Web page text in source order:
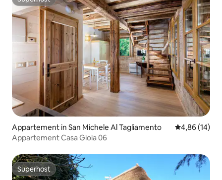
Superhost
Appartement in San Michele Al Tagliamento Gemiddelde
4,86 (14)
Appartement Casa Gioia 06
Superhost
Superhost